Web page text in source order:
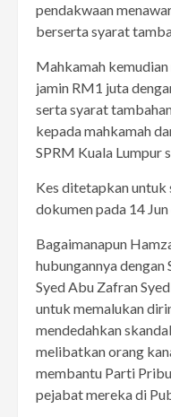
pendakwaan
berserta syarat
Mahkamah
jamin RM1 juta
serta syarat
kepada mahkamah
SPRM Kuala Lumpur
Kes ditetapkan untuk
dokumen pada 14 Jun
Bagaimanapun
hubungannya dengan
Syed Abu Zafran
untuk memalukan
mendedahkan
melibatkan orang
membantu Parti
pejabat mereka di